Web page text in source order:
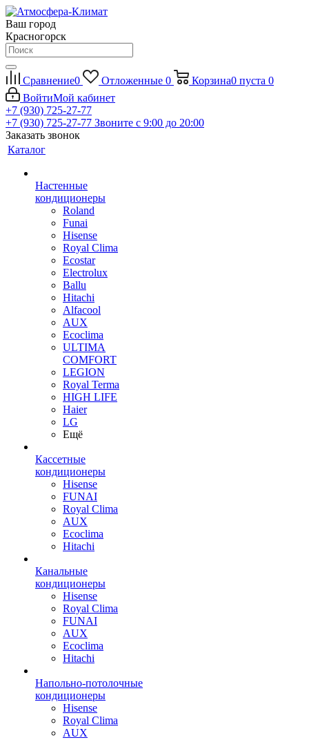
Ваш город
Красногорск
Сравнение0 Отложенные 0 Корзина0 пуста 0
ВойтиМой кабинет
+7 (930) 725-27-77
+7 (930) 725-27-77 Звоните с 9:00 до 20:00
Заказать звонок
Каталог
Настенные
кондиционеры
Roland
Funai
Hisense
Royal Clima
Ecostar
Electrolux
Ballu
Hitachi
Alfacool
AUX
Ecoclima
ULTIMA
COMFORT
LEGION
Royal Terma
HIGH LIFE
Haier
LG
Ещё
Кассетные
кондиционеры
Hisense
FUNAI
Royal Clima
AUX
Ecoclima
Hitachi
Канальные
кондиционеры
Hisense
Royal Clima
FUNAI
AUX
Ecoclima
Hitachi
Напольно-потолочные
кондиционеры
Hisense
Royal Clima
AUX